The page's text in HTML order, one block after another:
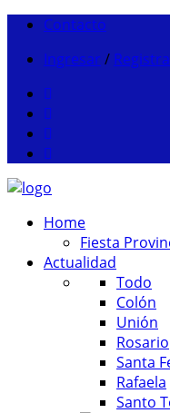
Contacto
Ingresar /
Home
Fiesta
Actualidad
Todo
Colón
Unión
Rosario
Santa
Rafaela
Santo